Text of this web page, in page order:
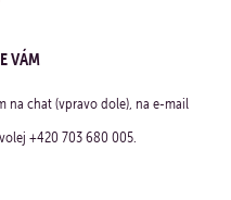
VÁM
na chat (vpravo dole), na e-mail
+420 703 680 005.